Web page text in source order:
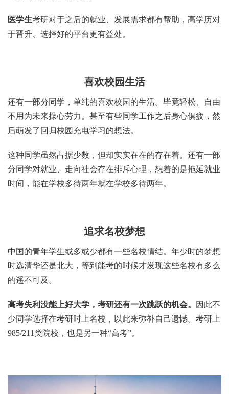
医学生考研对于之后的就业、发展需求都有帮助，高学历对
于晋升、选择好的平台更有益处。
喜欢校园生活
还有一部分同学，单纯的喜欢校园的生活。毕竟轻松、自由
不用为未来操心劳力。甚至有些同学工作之后身心俱疲，然
后萌发了回归校园充电学习的想法。
这种同学虽然占据少数，但却实实在在的存在着。还有一部
分同学对就业、走向社会存在排斥心理，想着的是拖延就业
时间，能在学校多待两年就在学校多待两年。
追求名校梦想
中国的青年学生或多或少都有一些名校情结。年少时的梦想
时选清华还是北大，等到能考的时候才发现这些名校有多么
的遥不可及。
高考失利没能上好大学，考研还有一次跳跃的机会。
因此不
少同学选择在考研时上名校，以此来弥补自己遗憾。考研上
985/211类院校，也是另一种“高考”。